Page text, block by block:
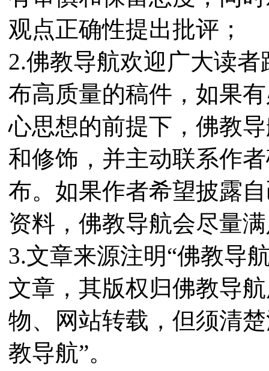
观点正确性提出批评；
2.佛教导航欢迎广大读
布高质量的稿件，如果
心思想的前提下，佛教
和修饰，并主动联系作
布。如果作者希望披露
资料，佛教导航会尽量
3.文章来源注明“佛教导
文章，其版权归佛教导
物、网站转载，但须清
教导航”。